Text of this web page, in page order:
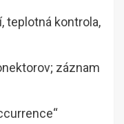
teplotná kontrola,
záznam